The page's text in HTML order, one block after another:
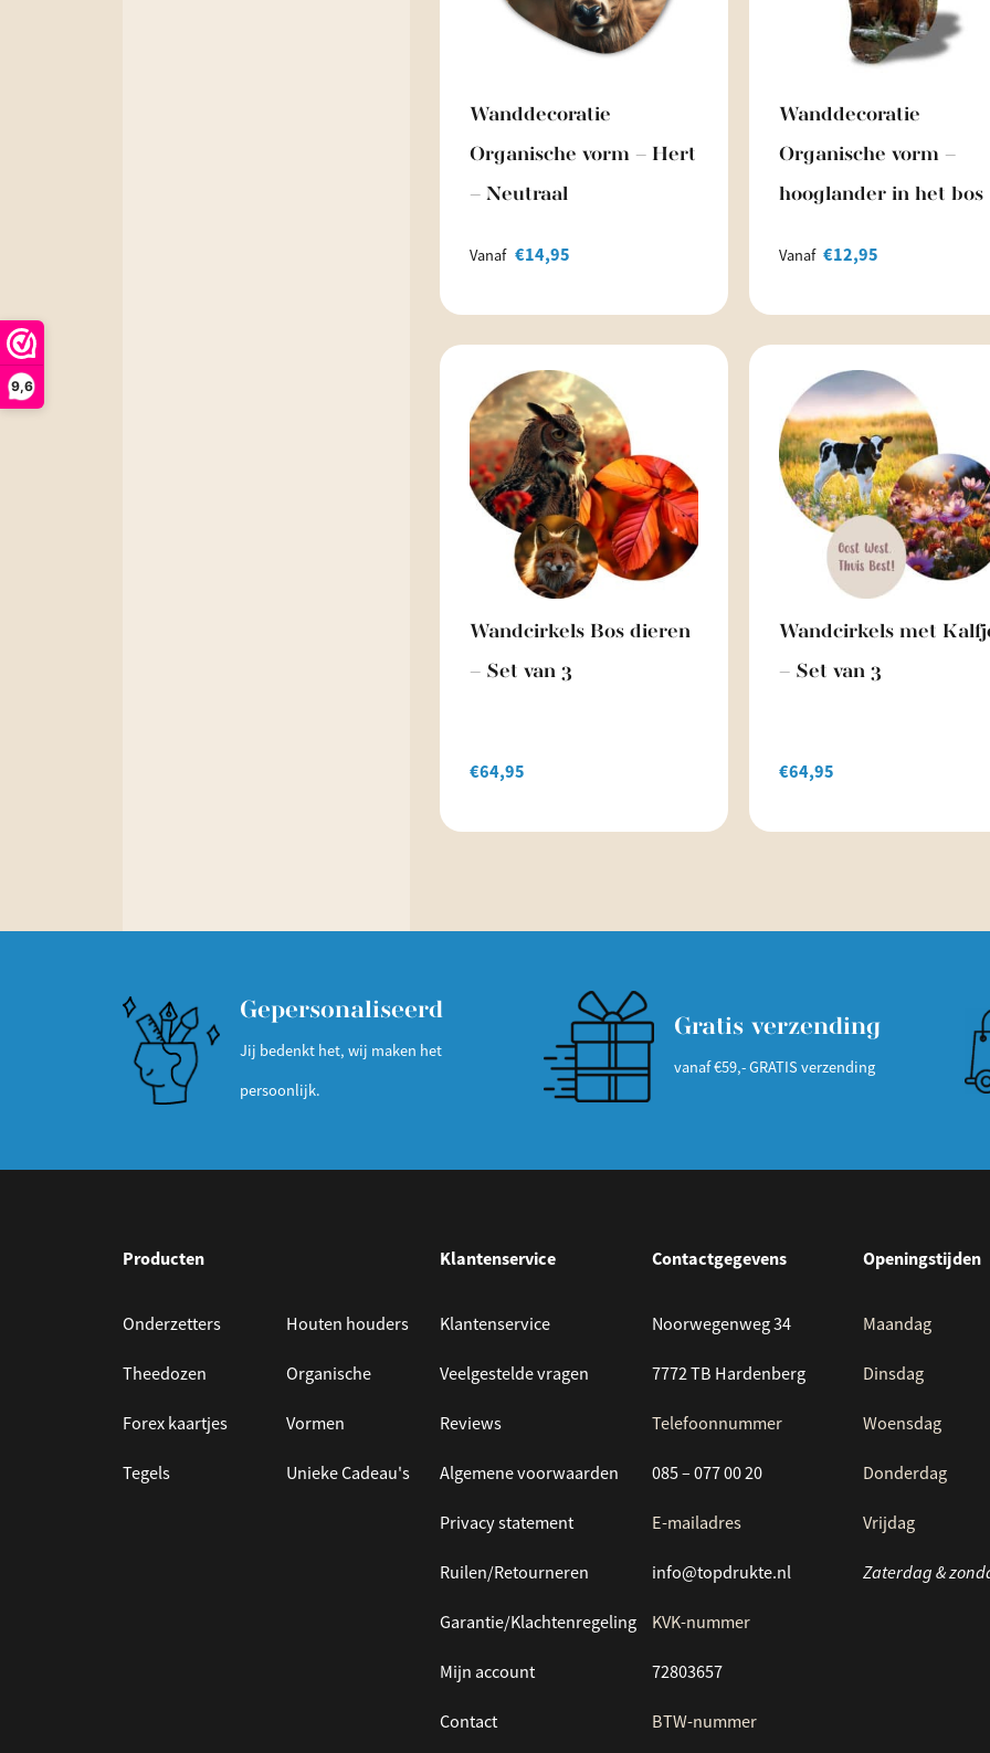
9,6
Wanddecoratie
Organische vorm – Hert
– Neutraal
Vanaf €14,95
Wanddecoratie
Organische vorm –
hooglander in het bos
Vanaf €12,95
Wandcirkels Bos dieren
– Set van 3
€64,95
Wandcirkels met
– Set van 3
€64,95
Gepersonaliseerd
Jij bedenkt het, wij maken het
persoonlijk.
Gratis verzending
vanaf €59,- GRATIS verzending
Producten
Onderzetters
Theedozen
Forex kaartjes
Tegels
Houten houders
Organische
Vormen
Unieke Cadeau's
Klantenservice
Klantenservice
Veelgestelde vragen
Reviews
Algemene voorwaarden
Privacy statement
Ruilen/Retourneren
Garantie/Klachtenregeling
Mijn account
Contact
Contactgegevens
Noorwegenweg 34
7772 TB Hardenberg
Telefoonnummer
085 – 077 00 20
E-mailadres
info@topdrukte.nl
KVK-nummer
72803657
BTW-nummer
Openingstijden
Maandag
Dinsdag
Woensdag
Donderdag
Vrijdag
Zaterdag &